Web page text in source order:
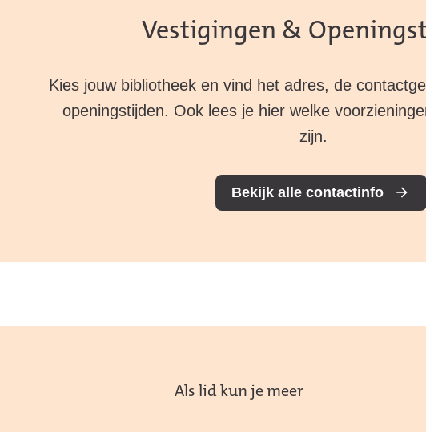
Vestigingen &
Kies jouw bibliotheek en vind het adres, de
openingstijden. Ook lees je hier welke
zijn.
Bekijk alle contactinfo
Als lid kun je meer